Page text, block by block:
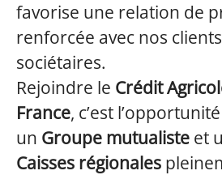
favorise une relation de
renforcée avec nos
sociétaires.
Rejoindre le Crédit
France, c’est
un Groupe mutualiste et
Caisses régionales